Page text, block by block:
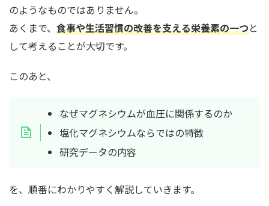
のようなものではありません。
あくまで、 食事や生活習慣の改善を支える栄養素の一つと
して考えることが大切です。
このあと、
なぜマグネシウムが血圧に関係するのか
塩化マグネシウムならではの特徴
研究データの内容
を、順番にわかりやすく解説していきます。